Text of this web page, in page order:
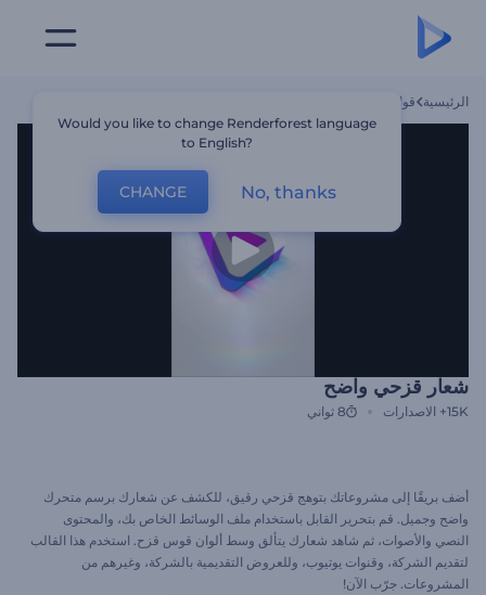
الرئيسية قوالب
شعار قزحي واضح
15K+ الاصدارات 8 ثواني
أضف بريقًا إلى مشروعاتك بتوهج قزحي رقيق، للكشف عن شعارك برسم متحرك
واضح وجميل. قم بتحرير القابل باستخدام ملف الوسائط الخاص بك، والمحتوى
النصي والأصوات، ثم شاهد شعارك يتألق وسط ألوان قوس قزح. استخدم هذا القالب
لتقديم الشركة، وقنوات يوتيوب، وللعروض التقديمية بالشركة، وغيرهم من
المشروعات. جرّب الآن!
Would you like to change Renderforest language
to English?
CHANGE No, thanks